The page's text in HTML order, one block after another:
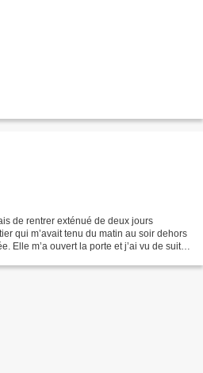
de rentrer exténué de deux jours
qui m’avait tenu du matin au soir dehors
Elle m’a ouvert la porte et j’ai vu de suite